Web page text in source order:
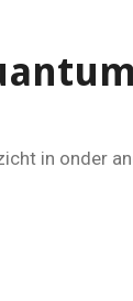
in onder